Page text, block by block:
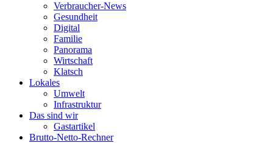
Verbraucher-News
Gesundheit
Digital
Familie
Panorama
Wirtschaft
Klatsch
Lokales
Umwelt
Infrastruktur
Das sind wir
Gastartikel
Brutto-Netto-Rechner